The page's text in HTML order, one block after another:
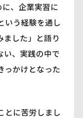
、企業実習に
いう経験を通し
ました」と語り
い、実践の中で
っかけとなった
とに苦労しまし